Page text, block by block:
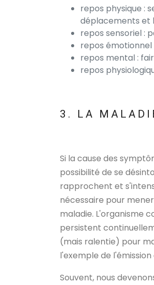
repos physique :
déplacements et
repos sensoriel :
repos émotionnel
repos mental :
repos
3. LA
Si la cause des
possibilité de se
rapprochent et
nécessaire pour
maladie. L'organisme
persistent
(mais ralentie) pour
l'exemple de
Souvent, nous